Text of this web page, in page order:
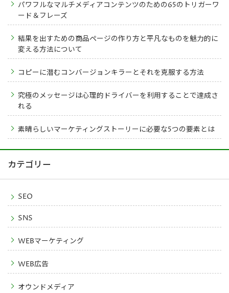
パワフルなマルチメディアコンテンツのための65のトリガーワ
ード＆フレーズ
結果を出すための商品ページの作り方と平凡なものを魅力的に
変える方法について
コピーに潜むコンバージョンキラーとそれを克服する方法
究極のメッセージは心理的ドライバーを利用することで達成さ
れる
素晴らしいマーケティングストーリーに必要な5つの要素とは
カテゴリー
SEO
SNS
WEBマーケティング
WEB広告
オウンドメディア